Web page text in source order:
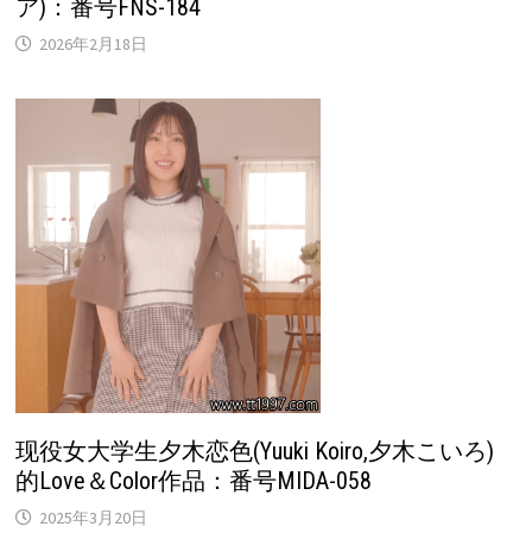
ア)：番号FNS-184
2026年2月18日
现役女大学生夕木恋色(Yuuki Koiro,夕木こいろ)
的Love＆Color作品：番号MIDA-058
2025年3月20日